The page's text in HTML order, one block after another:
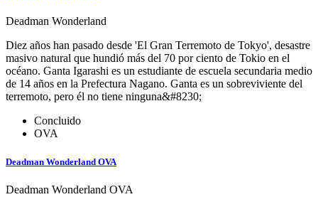
Deadman Wonderland
Diez años han pasado desde 'El Gran Terremoto de Tokyo', desastre
masivo natural que hundió más del 70 por ciento de Tokio en el
océano. Ganta Igarashi es un estudiante de escuela secundaria medio
de 14 años en la Prefectura Nagano. Ganta es un sobreviviente del
terremoto, pero él no tiene ninguna&#8230;
Concluido
OVA
Deadman Wonderland OVA
Deadman Wonderland OVA